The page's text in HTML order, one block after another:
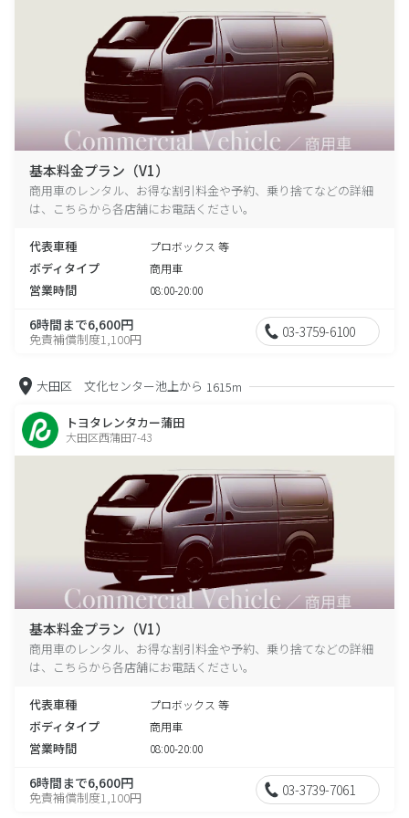
基本料金プラン（V1）
商用車のレンタル、お得な割引料金や予約、乗り捨てなどの詳細
は、こちらから各店舗にお電話ください。
代表車種 プロボックス 等
ボディタイプ 商用車
営業時間 08:00-20:00
6時間まで6,600円
免責補償制度1,100円 03-3759-6100
大田区 文化センター池上から 1615m
トヨタレンタカー蒲田
大田区西蒲田7-43
基本料金プラン（V1）
商用車のレンタル、お得な割引料金や予約、乗り捨てなどの詳細
は、こちらから各店舗にお電話ください。
代表車種 プロボックス 等
ボディタイプ 商用車
営業時間 08:00-20:00
6時間まで6,600円
免責補償制度1,100円 03-3739-7061